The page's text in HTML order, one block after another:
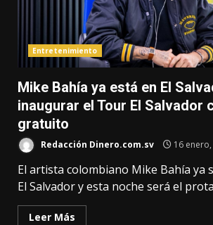
Entretenimiento
Mike Bahía ya está en El
inaugurar el Tour El Salvador
gratuito
Redacción Dinero.com.sv 16
El artista colombiano Mike Bahía ya
El Salvador y esta noche será el
Leer Más